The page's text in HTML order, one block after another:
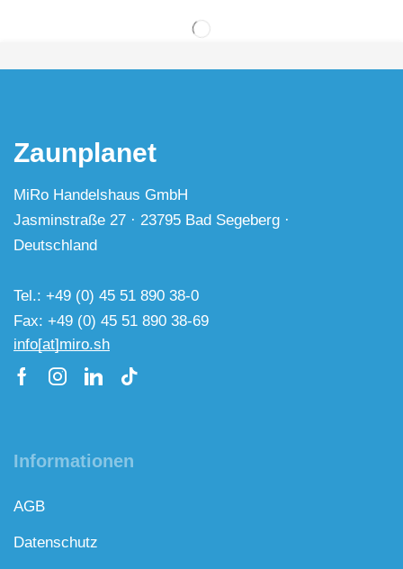
Zaunplanet
MiRo Handelshaus GmbH
Jasminstraße 27 · 23795 Bad Segeberg ·
Deutschland
Tel.: +49 (0) 45 51 890 38-0
Fax: +49 (0) 45 51 890 38-69
info[at]miro.sh
Informationen
AGB
Datenschutz